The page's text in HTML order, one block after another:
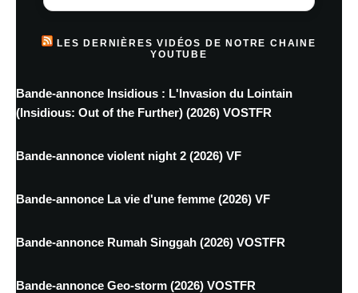
LES DERNIÈRES VIDÉOS DE NOTRE CHAINE
YOUTUBE
Bande-annonce Insidious : L'Invasion du Lointain
(Insidious: Out of the Further) (2026) VOSTFR
Bande-annonce violent night 2 (2026) VF
Bande-annonce La vie d'une femme (2026) VF
Bande-annonce Rumah Singgah (2026) VOSTFR
Bande-annonce Geo-storm (2026) VOSTFR